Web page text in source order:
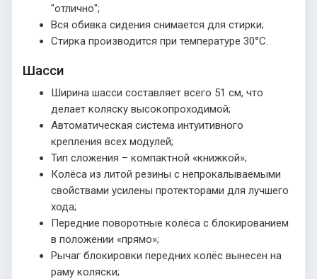
"отлично";
Вся обивка сидения снимается для стирки;
Стирка производится при температуре 30°С.
Шасси
Ширина шасси составляет всего 51 см, что
делает коляску высокопроходимой;
Автоматическая система интуитивного
крепления всех модулей;
Тип сложения – компактной «книжкой»;
Колёса из литой резины с непрокалываемыми
свойствами усилены протекторами для лучшего
хода;
Передние поворотные колёса с блокированием
в положении «прямо»;
Рычаг блокировки передних колёс вынесен на
раму коляски;